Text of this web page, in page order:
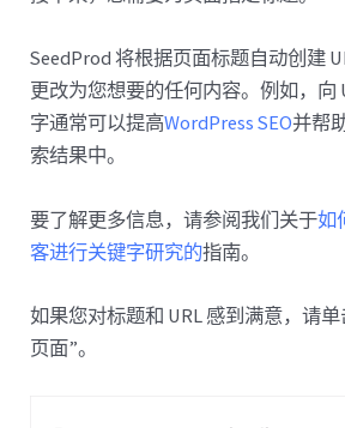
SeedProd 将根据页面标题自动创建
更改为您想要的任何内容。例如，向
字通常可以提高WordPress SEO并帮
索结果中。
要了解更多信息，请参阅我们关于如
客进行关键字研究的指南。
如果您对标题和 URL 感到满意，请
页面”。